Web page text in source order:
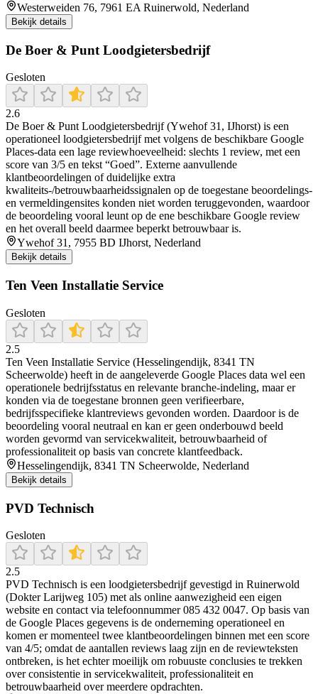
Westerweiden 76, 7961 EA Ruinerwold, Nederland
Bekijk details
De Boer & Punt Loodgietersbedrijf
Gesloten
2.6
De Boer & Punt Loodgietersbedrijf (Ywehof 31, IJhorst) is een
operationeel loodgietersbedrijf met volgens de beschikbare Google
Places-data een lage reviewhoeveelheid: slechts 1 review, met een
score van 3/5 en tekst “Goed”. Externe aanvullende
klantbeoordelingen of duidelijke extra
kwaliteits-/betrouwbaarheidssignalen op de toegestane beoordelings-
en vermeldingensites konden niet worden teruggevonden, waardoor
de beoordeling vooral leunt op de ene beschikbare Google review
en het overall beeld daarmee beperkt betrouwbaar is.
Ywehof 31, 7955 BD IJhorst, Nederland
Bekijk details
Ten Veen Installatie Service
Gesloten
2.5
Ten Veen Installatie Service (Hesselingendijk, 8341 TN
Scheerwolde) heeft in de aangeleverde Google Places data wel een
operationele bedrijfsstatus en relevante branche-indeling, maar er
konden via de toegestane bronnen geen verifieerbare,
bedrijfsspecifieke klantreviews gevonden worden. Daardoor is de
beoordeling vooral neutraal en kan er geen onderbouwd beeld
worden gevormd van servicekwaliteit, betrouwbaarheid of
professionaliteit op basis van concrete klantfeedback.
Hesselingendijk, 8341 TN Scheerwolde, Nederland
Bekijk details
PVD Technisch
Gesloten
2.5
PVD Technisch is een loodgietersbedrijf gevestigd in Ruinerwold
(Dokter Larijweg 105) met als online aanwezigheid een eigen
website en contact via telefoonnummer 085 432 0047. Op basis van
de Google Places gegevens is de onderneming operationeel en
komen er momenteel twee klantbeoordelingen binnen met een score
van 4/5; omdat de aantallen reviews laag zijn en de reviewteksten
ontbreken, is het echter moeilijk om robuuste conclusies te trekken
over consistentie in servicekwaliteit, professionaliteit en
betrouwbaarheid over meerdere opdrachten.